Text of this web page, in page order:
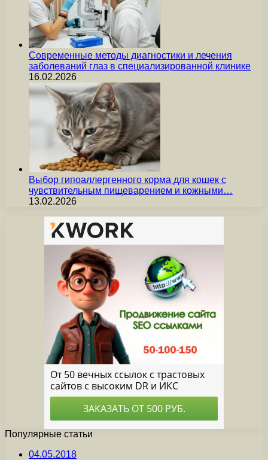
Современные методы диагностики и лечения
заболеваний глаз в специализированной клинике
16.02.2026
Выбор гипоаллергенного корма для кошек с
чувствительным пищеварением и кожными…
13.02.2026
Популярные статьи
04.05.2018